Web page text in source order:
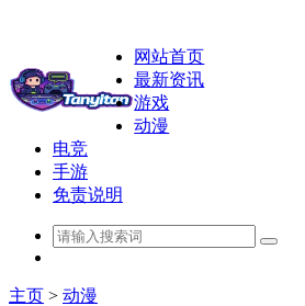
网站首页
最新资讯
游戏
动漫
电竞
手游
免责说明
主页 > 动漫